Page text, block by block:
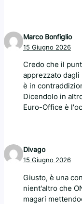
Marco Bonfiglio
15 Giugno 2026
Credo che il
apprezzato dagli
è in
Dicendolo in
Euro-Office è
Divago
15 Giugno 2026
Giusto, è una
nient'altro che
magari